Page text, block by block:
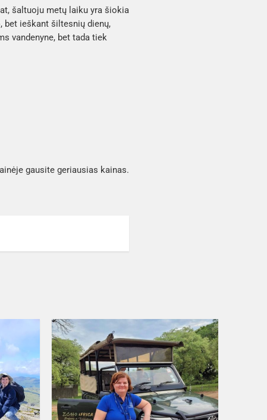
šaltuoju metų laiku yra šiokia
bet ieškant šiltesnių dienų,
vandenyne, bet tada tiek
gausite geriausias kainas.